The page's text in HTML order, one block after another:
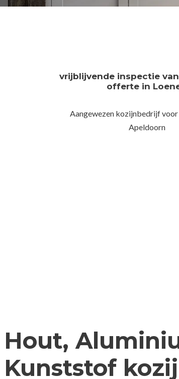
vrijblijvende inspectie
offerte in
Aangewezen kozijnbedrijf voor
Apeldoorn
Hout,
Kunststof